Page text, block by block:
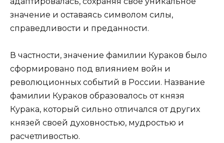
значение и оставаясь символом силы,
справедливости и преданности.
В частности, значение фамилии Кураков было
сформировано под влиянием войн и
революционных событий в России. Название
фамилии Кураков образовалось от князя
Курака, который сильно отличался от других
князей своей духовностью, мудростью и
расчетливостью.